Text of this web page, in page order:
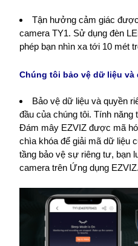
Tận hưởng cảm giác
camera TY1. Sử dụng đèn
phép bạn nhìn xa tới 10 mét
Chúng tôi bảo vệ dữ liệu và
Bảo vệ dữ liệu và quyền
đầu của chúng tôi. Tính
Đám mây EZVIZ được mã
chìa khóa để giải mã dữ liệu
tầng bảo vệ sự riêng tư, bạn
camera trên Ứng dụng EZVIZ.